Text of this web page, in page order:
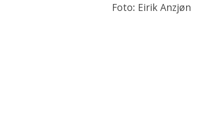
Foto: Eirik Anzjøn